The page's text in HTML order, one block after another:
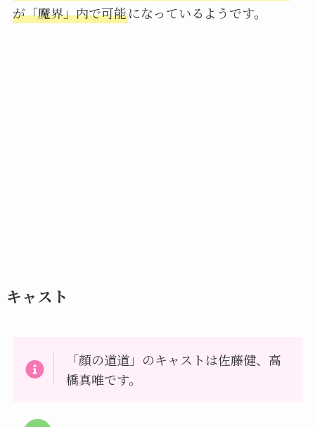
が「魔界」内で可能になっているようです。
キャスト
「顔の道道」のキャストは佐藤健、高
橋真唯です。